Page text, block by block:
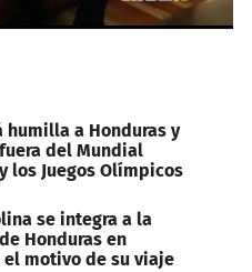
humilla a Honduras y
del Mundial
los Juegos Olímpicos
se integra a la
Honduras en
el motivo de su viaje